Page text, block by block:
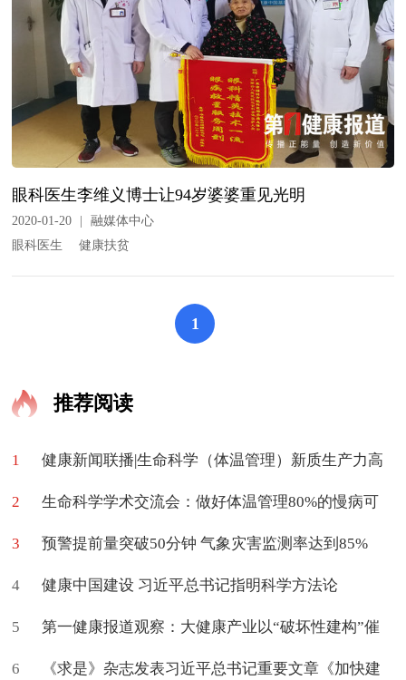
眼科医生李维义博士让94岁婆婆重见光明
2020-01-20
融媒体中心
眼科医生
健康扶贫
1
推荐阅读
1 健康新闻联播|生命科学（体温管理）新质生产力高
质量学术交流会在京举办
2 生命科学学术交流会：做好体温管理80%的慢病可
促进治愈
3 预警提前量突破50分钟 气象灾害监测率达到85%
4 健康中国建设 习近平总书记指明科学方法论
5 第一健康报道观察：大健康产业以“破坏性建构”催
生新命题
6 《求是》杂志发表习近平总书记重要文章《加快建